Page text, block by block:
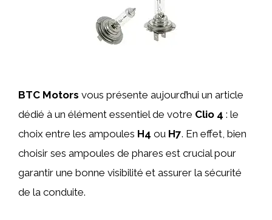
BTC Motors vous présente aujourd’hui un article
dédié à un élément essentiel de votre Clio 4 : le
choix entre les ampoules H4 ou H7. En effet, bien
choisir ses ampoules de phares est crucial pour
garantir une bonne visibilité et assurer la sécurité
de la conduite.